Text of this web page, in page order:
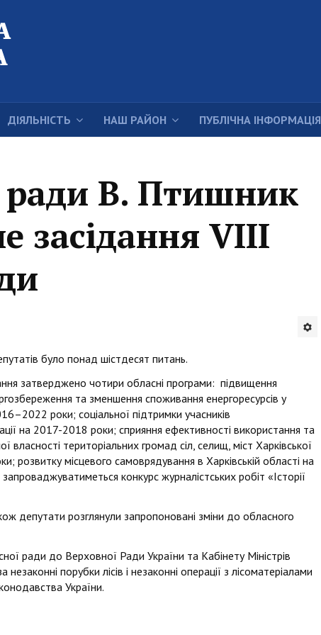
ДІЯЛЬНІСТЬ НАШ РАЙОН ПУБЛІЧНА ІНФОРМАЦІЯ
ради В. Птишник
засідання VIII
було понад шістдесят питань.
затверджено чотири обласні програми: підвищення
та зменшення споживання енергоресурсів у
роки; соціальної підтримки учасників
на 2017-2018 роки; сприяння ефективності використання та
власності територіальних громад сіл, селищ, міст Харківської
розвитку місцевого самоврядування в Харківській області на
конкурс журналістських робіт «Історії
депутати розглянули запропоновані зміни до обласного
ради до Верховної Ради України та Кабінету Міністрів
порубки лісів і незаконні операції з лісоматеріалами
України.